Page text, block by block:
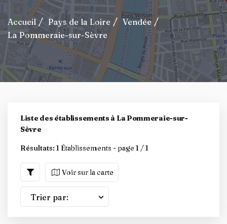
Accueil Pays de la Loire
Vendée
La Pommeraie-sur-Sèvre
Liste des établissements à La Pommeraie-sur-
Sèvre
Résultats: 1 Établissements - page 1 / 1
Voir sur la carte
Trier par: